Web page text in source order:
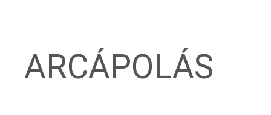
ARCÁPOLÁS